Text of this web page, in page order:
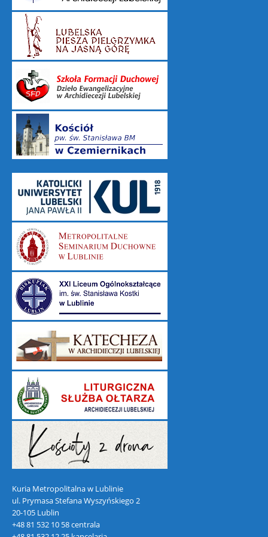
Kuria Metropolitalna w Lublinie
ul. Prymasa Stefana Wyszyńskiego 2
20-105 Lublin
+48 81 532 10 58 centrala